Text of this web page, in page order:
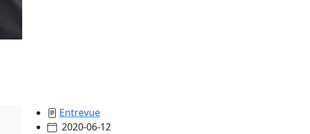
Entrevue
2020-06-12